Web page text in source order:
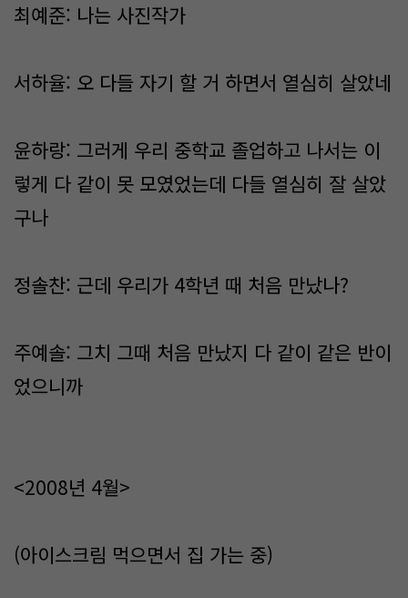
최예준: 나는 사진작가
서하율: 오 다들 자기 할 거 하면서 열심히 살았네
윤하랑: 그러게 우리 중학교 졸업하고 나서는 이
렇게 다 같이 못 모였었는데 다들 열심히 잘 살았
구나
정솔찬: 근데 우리가 4학년 때 처음 만났나?
주예솔: 그치 그때 처음 만났지 다 같이 같은 반이
었으니까
<2008년 4월>
(아이스크림 먹으면서 집 가는 중)